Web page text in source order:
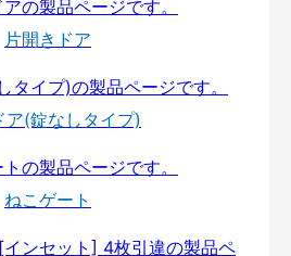
片開きドア
ア(錠なしタイプ)
ねこゲート